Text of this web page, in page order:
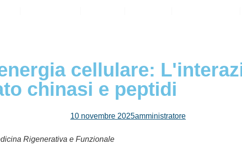
cellulare:
chinasi e peptidi
10 novembre 2025amministratore
Rigenerativa e Funzionale